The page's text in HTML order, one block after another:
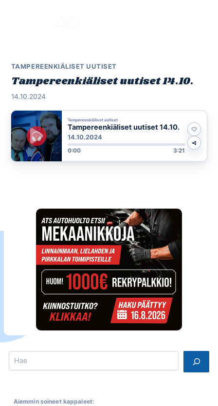
TAMPEREENKIÄLISET UUTISET
Tampereenkiäliset uutiset 14.10.
14.10.2024
Tampereenkiäliset uutiset
Tampereenkiäliset uutiset 14.10.
14.10.2024
0:00 3:21
Search
Aiemmin soineet kappaleet: